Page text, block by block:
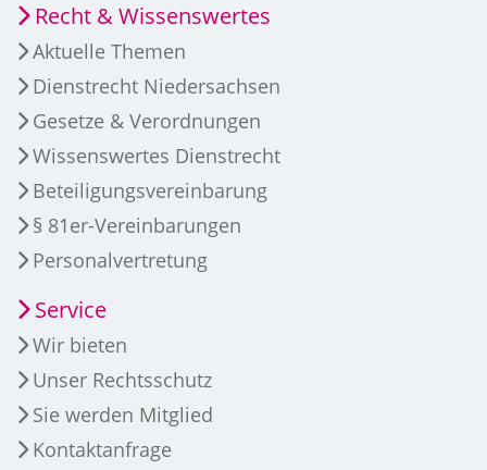
Recht & Wissenswertes
Aktuelle Themen
Dienstrecht Niedersachsen
Gesetze & Verordnungen
Wissenswertes Dienstrecht
Beteiligungsvereinbarung
§ 81er-Vereinbarungen
Personalvertretung
Service
Wir bieten
Unser Rechtsschutz
Sie werden Mitglied
Kontaktanfrage